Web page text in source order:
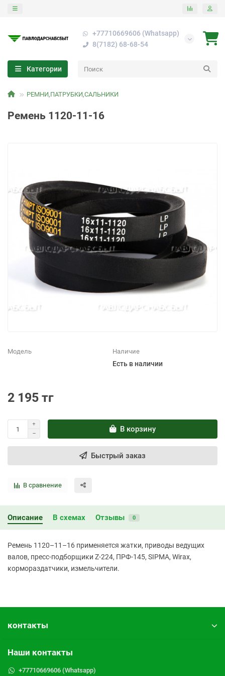
+77710669606 (Whatsapp)
8(7182) 68-68-54
Категории
РЕМНИ,ПАТРУБКИ,САЛЬНИКИ
Ремень 1120-11-16
Модель Наличие
Есть в наличии
2 195 тг
В корзину
Быстрый заказ
В сравнение
Описание В схемах Отзывы 0
Ремень 1120–11–16 применяется жатки, приводы ведущих
валов, пресс-подборщики Z-224, ПРФ-145, SIPMA, Wirax,
кормораздатчики, измельчители.
контакты
Наши контакты
+77710669606 (Whatsapp)